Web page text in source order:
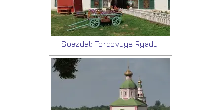
Soezdal: Torgovyye Ryady